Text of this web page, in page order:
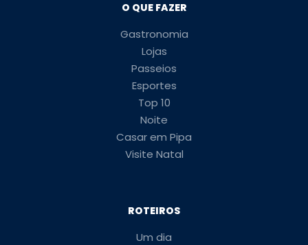
O QUE FAZER
Gastronomia
Lojas
Passeios
Esportes
Top 10
Noite
Casar em Pipa
Visite Natal
ROTEIROS
Um dia